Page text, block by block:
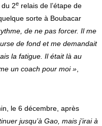
2erelais de l’étape de
sorte à Boubacar
de ne pas forcer. Il me
de fond et me demandait
la fatigue. Il était là au
un coach pour moi »,
le 6 décembre, après
jusqu’à Gao, mais j’irai à